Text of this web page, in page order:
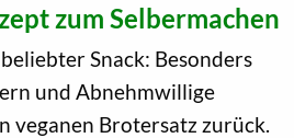
zum Selbermachen
Snack: Besonders
und Abnehmwillige
veganen Brotersatz zurück.